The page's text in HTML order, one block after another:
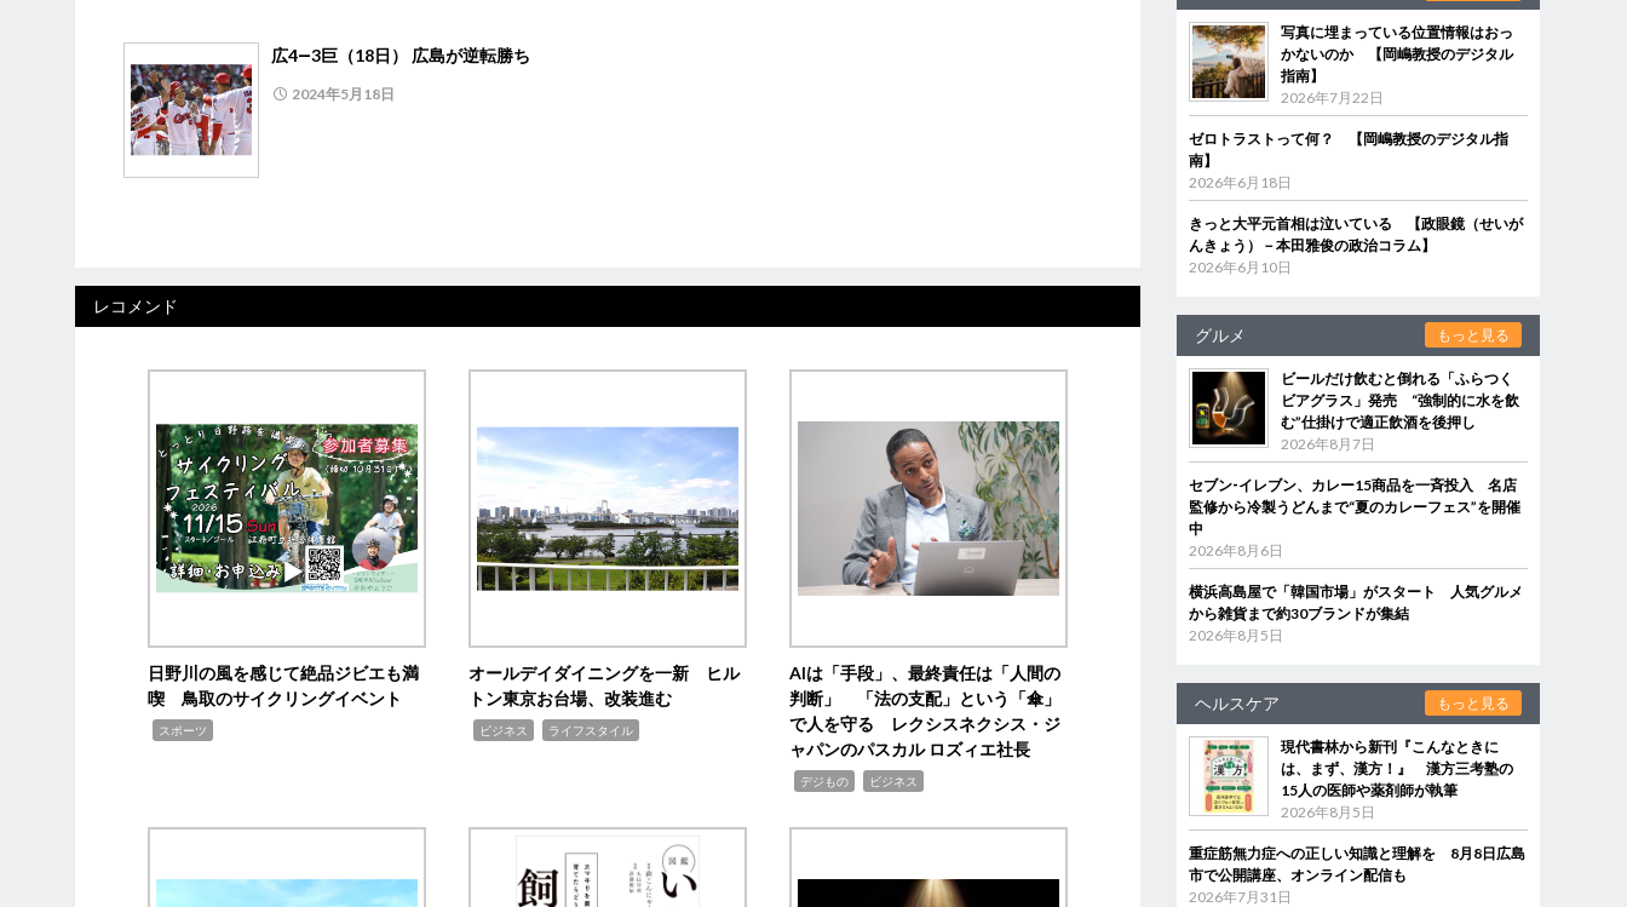
広4―3巨（18日） 広島が逆転勝ち
2024年5月18日
レコメンド
日野川の風を感じて絶品ジビエも満
喫 鳥取のサイクリングイベント
スポーツ
オールデイダイニングを一新 ヒル
トン東京お台場、改装進む
ビジネス ライフスタイル
AIは「手段」、最終責任は「人間の
判断」 「法の支配」という「傘」
で人を守る レクシスネクシス・ジ
ャパンのパスカル ロズィエ社長
デジもの ビジネス
写真に埋まっている位置情報はおっ
かないのか 【岡嶋教授のデジタル
指南】
2026年7月22日
ゼロトラストって何？ 【岡嶋教授のデジタル指
南】
2026年6月18日
きっと大平元首相は泣いている 【政眼鏡（せいが
んきょう）－本田雅俊の政治コラム】
2026年6月10日
グルメ もっと見る
ビールだけ飲むと倒れる「ふらつく
ビアグラス」発売 “強制的に水を飲
む”仕掛けで適正飲酒を後押し
2026年8月7日
セブン‐イレブン、カレー15商品を一斉投入 名店
監修から冷製うどんまで“夏のカレーフェス”を開催
中
2026年8月6日
横浜高島屋で「韓国市場」がスタート 人気グルメ
から雑貨まで約30ブランドが集結
2026年8月5日
ヘルスケア もっと見る
現代書林から新刊『こんなときに
は、まず、漢方！』 漢方三考塾の
15人の医師や薬剤師が執筆
2026年8月5日
重症筋無力症への正しい知識と理解を 8月8日広島
市で公開講座、オンライン配信も
2026年7月31日